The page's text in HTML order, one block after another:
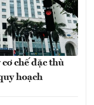
chế đặc thù
hoạch